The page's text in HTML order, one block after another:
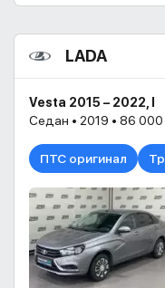
LADA
Vesta 2015 – 2022, I
Седан • 2019 • 86 000
ПТС оригинал